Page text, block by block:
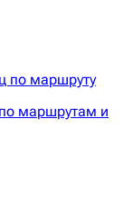
по маршруту
маршрутам и